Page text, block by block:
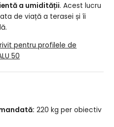
a umidității. Acest lucru
de viață a terasei și îi
pentru profilele de
50
220 kg per obiectiv